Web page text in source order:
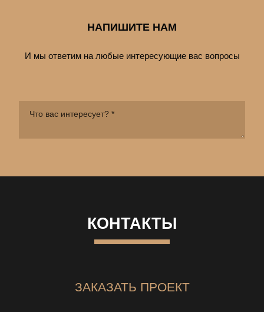
НАПИШИТЕ НАМ
И мы ответим на любые интересующие вас вопросы
КОНТАКТЫ
ЗАКАЗАТЬ ПРОЕКТ